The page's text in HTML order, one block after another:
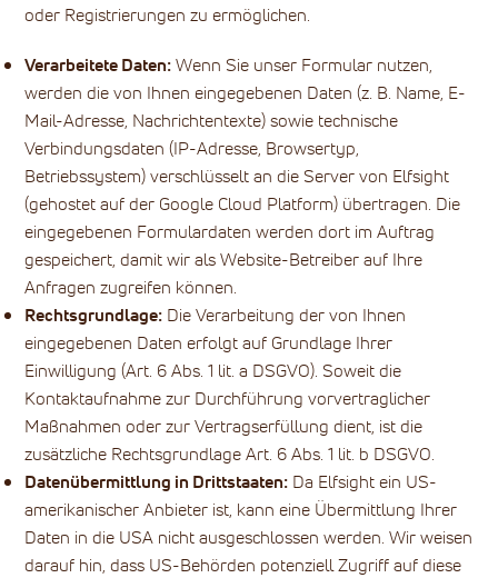
oder Registrierungen zu ermöglichen.
Verarbeitete Daten:Wenn Sie unser Formular nutzen,
werden die von Ihnen eingegebenen Daten (z. B. Name, E-
Mail-Adresse, Nachrichtentexte) sowie technische
Verbindungsdaten (IP-Adresse, Browsertyp,
Betriebssystem) verschlüsselt an die Server von Elfsight
(gehostet auf der Google Cloud Platform) übertragen. Die
eingegebenen Formulardaten werden dort im Auftrag
gespeichert, damit wir als Website-Betreiber auf Ihre
Anfragen zugreifen können.
Rechtsgrundlage: Die Verarbeitung der von Ihnen
eingegebenen Daten erfolgt auf Grundlage Ihrer
Einwilligung (Art. 6 Abs. 1 lit. a DSGVO). Soweit die
Kontaktaufnahme zur Durchführung vorvertraglicher
Maßnahmen oder zur Vertragserfüllung dient, ist die
zusätzliche Rechtsgrundlage Art. 6 Abs. 1 lit. b DSGVO.
Datenübermittlung in Drittstaaten: Da Elfsight ein US-
amerikanischer Anbieter ist, kann eine Übermittlung Ihrer
Daten in die USA nicht ausgeschlossen werden. Wir weisen
darauf hin, dass US-Behörden potenziell Zugriff auf diese